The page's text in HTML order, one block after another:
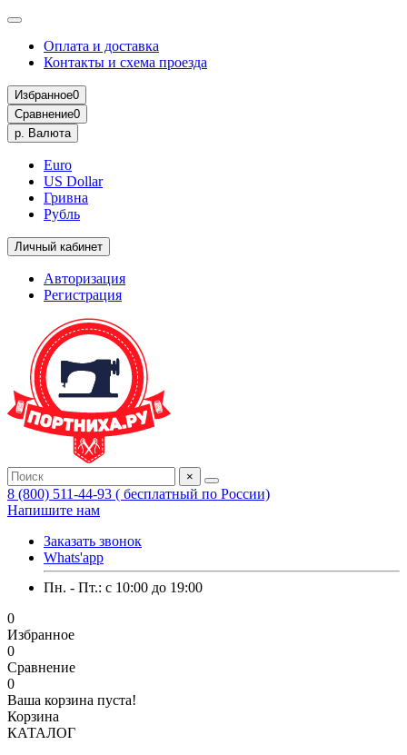
Оплата и доставка
Контакты и схема проезда
Избранное0
Сравнение0
р. Валюта
Euro
US Dollar
Гривна
Рубль
Личный кабинет
Авторизация
Регистрация
×
8 (800) 511-44-93 ( бесплатный по России)
Напишите нам
Заказать звонок
Whats'app
Пн. - Пт.: c 10:00 до 19:00
0
Избранное
0
Сравнение
0
Ваша корзина пуста!
Корзина
КАТАЛОГ